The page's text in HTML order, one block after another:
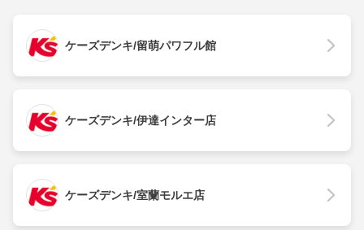
ケーズデンキ/留萌パワフル館
ケーズデンキ/伊達インター店
ケーズデンキ/室蘭モルエ店